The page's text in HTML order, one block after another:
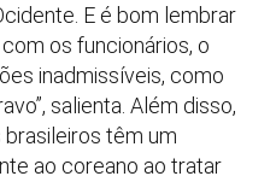
E é bom lembrar
os funcionários, o
inadmissíveis, como
salienta. Além disso,
têm um
ao coreano ao tratar